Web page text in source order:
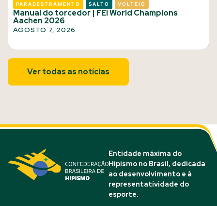
PARADESTRAMENTO SALTO VOLTEIO
Manual do torcedor | FEI World Champions
Aachen 2026
AGOSTO 7, 2026
Ver todas as notícias
Entidade máxima do
Hipismo no Brasil, dedicada
ao desenvolvimento e à
representatividade do
esporte.